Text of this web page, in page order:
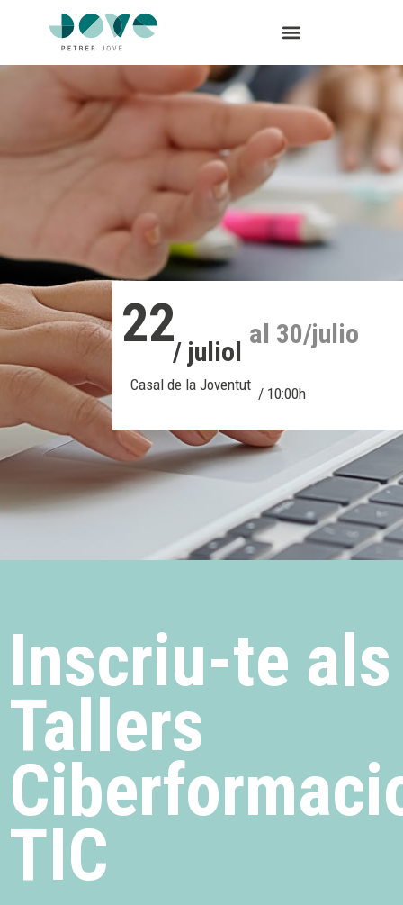
22/ juliol
al 30/julio
Casal de la Joventut / 10:00h
Inscriu-te als
Tallers
TIC